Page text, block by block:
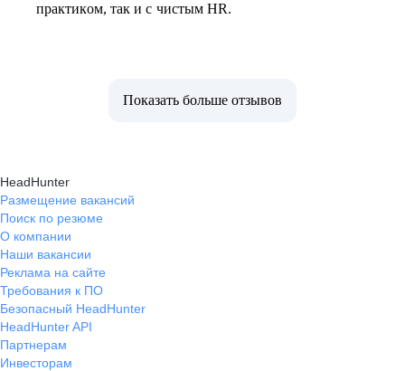
практиком, так и с чистым HR.
Показать больше отзывов
HeadHunter
Размещение вакансий
Поиск по резюме
О компании
Наши вакансии
Реклама на сайте
Требования к ПО
Безопасный HeadHunter
HeadHunter API
Партнерам
Инвесторам